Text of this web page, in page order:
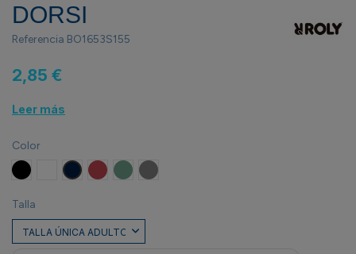
DORSI
Referencia BO1653S155
2,85 €
Leer más
Color
Negro Blanco MARINOROJO CRISANTEMO
MENTA OSCURO
GRIS CLARO
Talla